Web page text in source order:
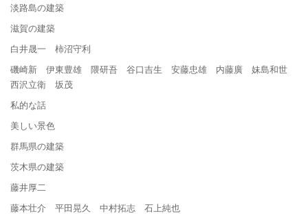
淡路島の建築
滋賀の建築
白井晟一 柿沼守利
磯崎新 伊東豊雄 隈研吾 谷口吉生 安藤忠雄 内藤廣 妹島和世
西沢立衛 坂茂
私的な話
美しい景色
群馬県の建築
茨木県の建築
藤井厚二
藤本壮介 平田晃久 中村拓志 石上純也